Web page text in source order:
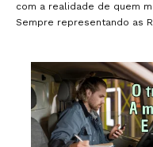
com a realidade de quem
Sempre representando as